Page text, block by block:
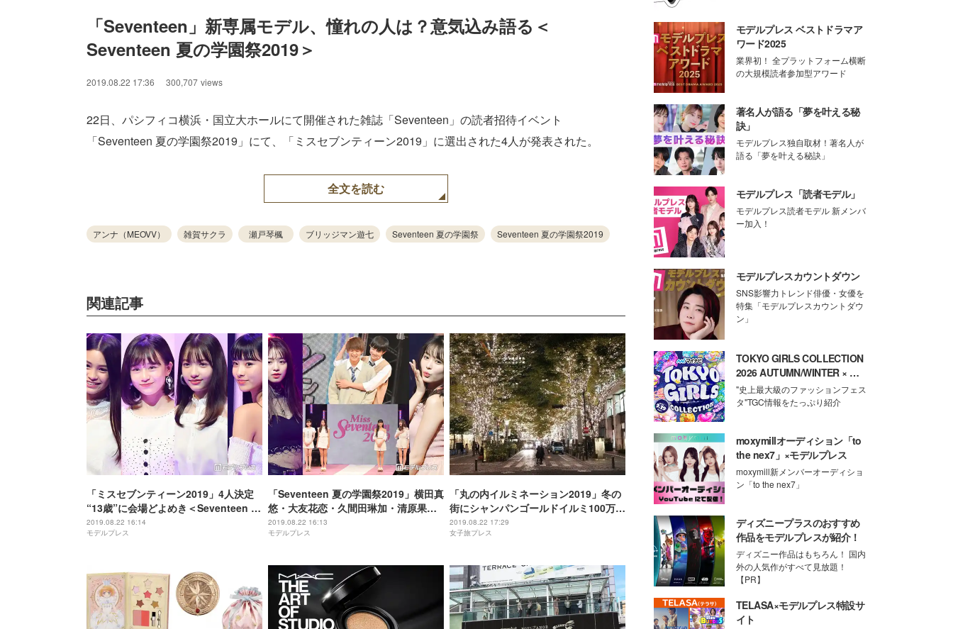
Unmute
「Seventeen」新専属モデル、憧れの人は？意気込み語る＜
Seventeen 夏の学園祭2019＞
2019.08.22 17:36 300,707 views
22日、パシフィコ横浜・国立大ホールにて開催された雑誌「Seventeen」の読者招待イベント
「Seventeen 夏の学園祭2019」にて、「ミスセブンティーン2019」に選出された4人が発表された。
全文を読む
アンナ（MEOVV） 雑賀サクラ 瀬戸琴楓 ブリッジマン遊七 Seventeen 夏の学園祭 Seventeen 夏の学園祭2019
関連記事
「ミスセブンティーン2019」4人決定
“13歳”に会場どよめき＜Seventeen 夏
の学園祭2019＞
2019.08.22 16:14
モデルプレス
「Seventeen 夏の学園祭2019」横田真
悠・大友花恋・久間田琳加・清原果耶
ら豪華集結 佐野勇斗・鈴木仁らイケ
メンは胸キュン連発【写真特集】
2019.08.22 16:13
モデルプレス
「丸の内イルミネーション2019」冬の
街にシャンパンゴールドイルミ100万球
輝く
2019.08.22 17:29
女子旅プレス
モデルプレス ベストドラマア
ワード2025
業界初！ 全プラットフォーム横断
の大規模読者参加型アワード
著名人が語る「夢を叶える秘
訣」
モデルプレス独自取材！著名人が
語る「夢を叶える秘訣」
モデルプレス「読者モデル」
モデルプレス読者モデル 新メンバ
ー加入！
モデルプレスカウントダウン
SNS影響力トレンド俳優・女優を
特集「モデルプレスカウントダウ
ン」
TOKYO GIRLS COLLECTION
2026 AUTUMN/WINTER × モ
デルプレス
"史上最大級のファッションフェス
タ"TGC情報をたっぷり紹介
moxymillオーディション「to
the nex7」×モデルプレス
moxymill新メンバーオーディショ
ン「to the nex7」
ディズニープラスのおすすめ
作品をモデルプレスが紹介！
ディズニー作品はもちろん！ 国内
外の人気作がすべて見放題！
【PR】
TELASA×モデルプレス特設サ
イト